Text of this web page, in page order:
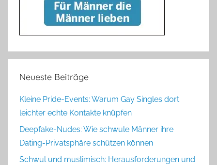
Neueste Beiträge
Kleine Pride-Events: Warum Gay Singles dort
leichter echte Kontakte knüpfen
Deepfake-Nudes: Wie schwule Männer ihre
Dating-Privatsphäre schützen können
Schwul und muslimisch: Herausforderungen und